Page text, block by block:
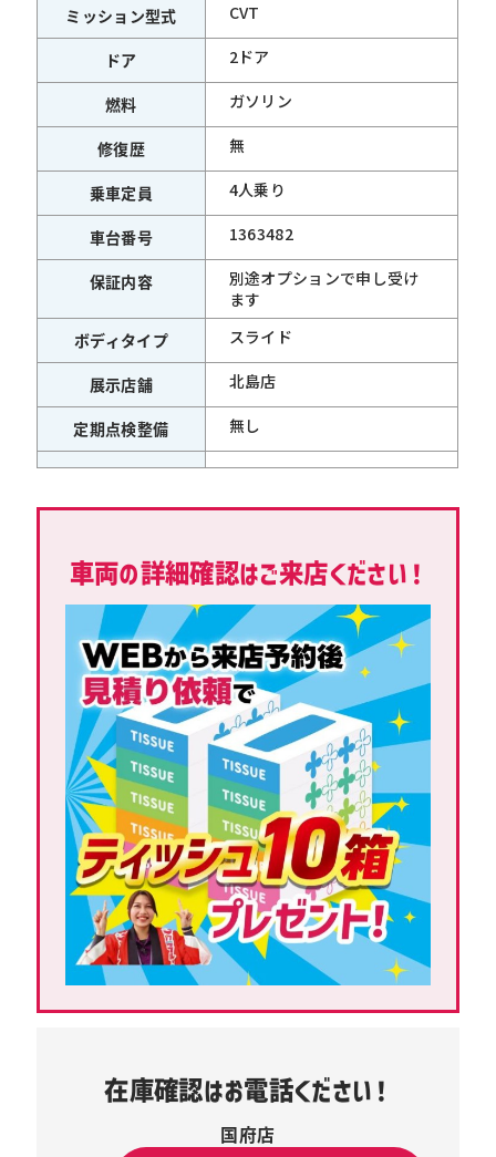
ミッション型式 CVT
ドア 2ドア
燃料 ガソリン
修復歴 無
乗車定員 4人乗り
車台番号 1363482
保証内容
別途オプションで申し受け
ます
ボディタイプ
スライド
展示店舗 北島店
定期点検整備 無し
車両の詳細確認はご来店ください！
在庫確認はお電話ください！
国府店